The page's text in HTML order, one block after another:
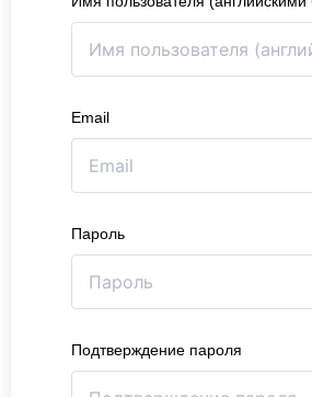
Email
Пароль
Подтверждение пароля